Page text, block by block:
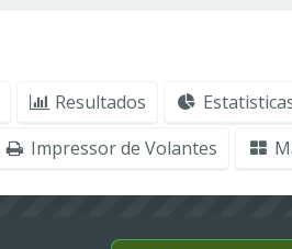
Resultados
Impressor de Volantes